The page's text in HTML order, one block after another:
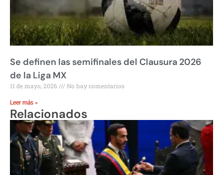
Se definen las semifinales del Clausura 2026
de la Liga MX
11 de mayo, 2026 No hay comentarios
Leer más »
Relacionados